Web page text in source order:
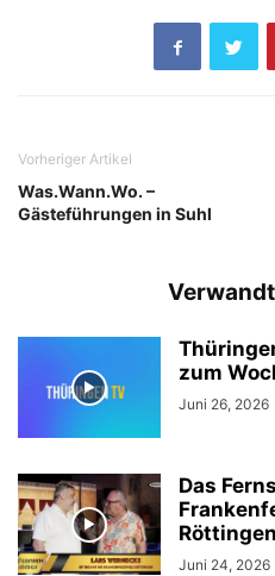
Vorheriger Artikel
Was.Wann.Wo. –
Gästeführungen in Suhl
zum
Juni 26, 2026
Das
Röttingen
Juni 24, 2026